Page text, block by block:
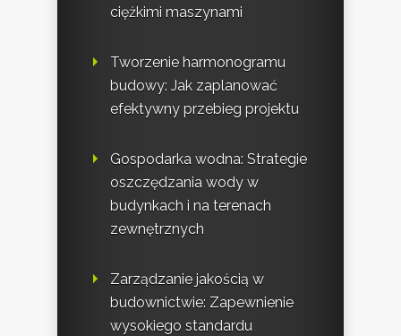
ciężkimi maszynami
Tworzenie harmonogramu
budowy: Jak zaplanować
efektywny przebieg projektu
Gospodarka wodna: Strategie
oszczędzania wody w
budynkach i na terenach
zewnętrznych
Zarządzanie jakością w
budownictwie: Zapewnienie
wysokiego standardu